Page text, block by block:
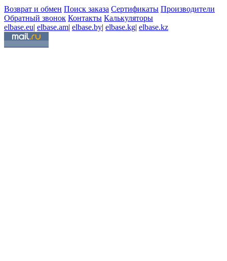
Возврат и обмен Поиск заказа Сертификаты Производители
Обратный звонок Контакты Калькуляторы
elbase.eu| elbase.am| elbase.by| elbase.kg| elbase.kz